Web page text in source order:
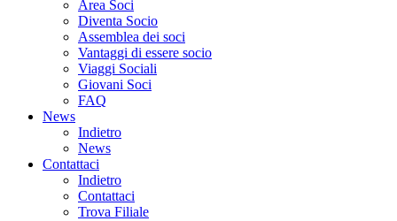
Area Soci
Diventa Socio
Assemblea dei soci
Vantaggi di essere socio
Viaggi Sociali
Giovani Soci
FAQ
News
Indietro
News
Contattaci
Indietro
Contattaci
Trova Filiale